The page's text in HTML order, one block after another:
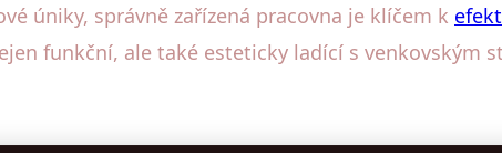
úniky, správně zařízená pracovna je klíčem k
funkční, ale také esteticky ladící s venkovským